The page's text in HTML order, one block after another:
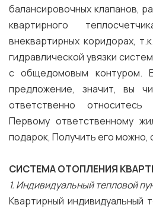
балансировочных клапанов,
квартирного
внеквартирных коридорах,
гидравлической увязки
с общедомовым контуром.
предложение, значит, вы
ответственно
Первому ответственному
подарок, Получить его можно,
СИСТЕМА ОТОПЛЕНИЯ
1. Индивидуальный тепловой
Квартирный индивидуальный